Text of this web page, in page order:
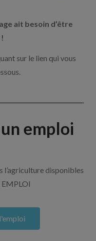
ait besoin d’être
sur le lien qui vous
emploi
l’agriculture disponibles